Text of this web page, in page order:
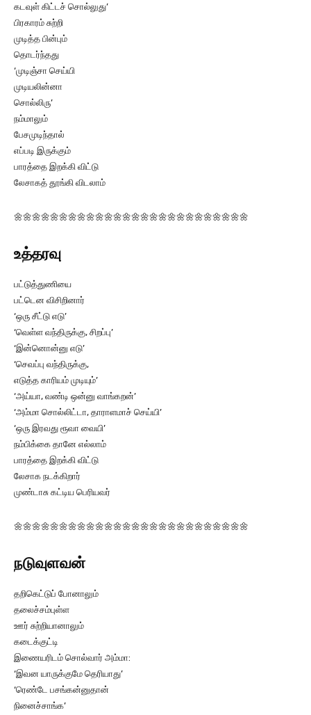
கடவுள் கிட்டச் சொல்லுது’
பிரகாரம் சுற்றி
முடித்த பின்பும்
தொடர்ந்தது
‘முடிஞ்சா செய்யி
முடியலின்னா
சொல்லிரு’
நம்மாலும்
பேசமுடிந்தால்
எப்படி இருக்கும்
பாரத்தை இறக்கி விட்டு
லேசாகத் தூங்கி விடலாம்
🌼🌼🌼🌼🌼🌼🌼🌼🌼🌼🌼🌼🌼🌼🌼🌼🌼🌼🌼🌼🌼🌼🌼🌼🌼🌼
உத்தரவு
பட்டுத்துணியை
பட்டென விசிறினார்
‘ஒரு சீட்டு எடு’
‘வெள்ள வந்திருக்கு, சிறப்பு’
‘இன்னொன்னு எடு’
‘செவப்பு வந்திருக்கு,
எடுத்த காரியம் முடியும்’
‘அய்யா, வண்டி ஒன்னு வாங்கறன்’
‘அம்மா சொல்லிட்டா, தாராளமாச் செய்யி’
‘ஒரு இரவது ரூவா வையி’
நம்பிக்கை தானே எல்லாம்
பாரத்தை இறக்கி விட்டு
லேசாக நடக்கிறார்
முண்டாசு கட்டிய பெரியவர்
🌼🌼🌼🌼🌼🌼🌼🌼🌼🌼🌼🌼🌼🌼🌼🌼🌼🌼🌼🌼🌼🌼🌼🌼🌼🌼
நடுவுளவன்
தறிகெட்டுப் போனாலும்
தலைச்சம்புள்ள
ஊர் சுற்றியானாலும்
கடைக்குட்டி
இணையரிடம் சொல்வார் அம்மா:
‘இவன யாருக்குமே தெரியாது’
‘ரெண்டே பசங்கன்னுதான்
நினைச்சாங்க’